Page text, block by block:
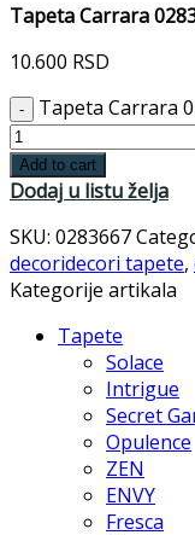
Tapeta Carrara
10.600 RSD
Tapeta Carrara
Add to cart
Dodaj u listu želja
SKU: 0283667
decoridecori tapete,
Kategorije artikala
Tapete
Solace
Intrigue
Secret
Opulence
ZEN
ENVY
Fresca